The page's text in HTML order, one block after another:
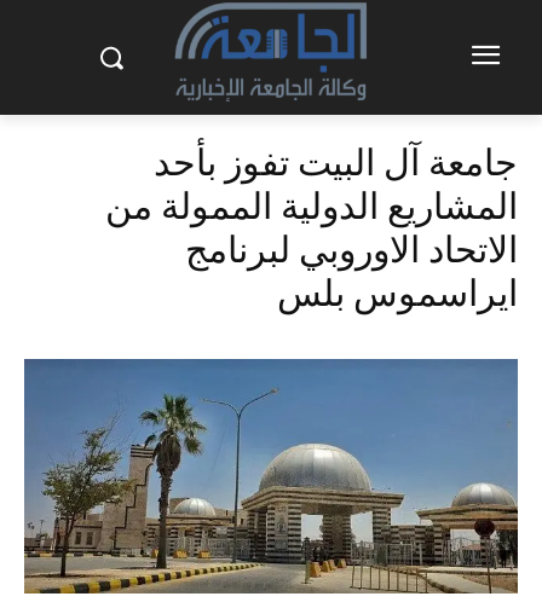
جامعة آل البيت تفوز بأحد
المشاريع الدولية الممولة من
الاتحاد الاوروبي لبرنامج
ايراسموس بلس